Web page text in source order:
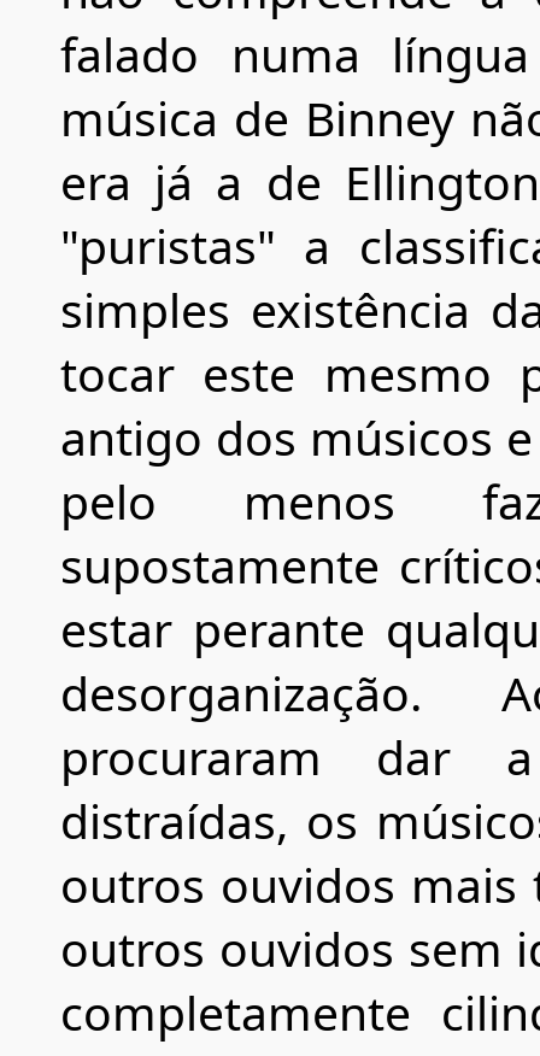
falado numa
música de Binney
era já a de
"puristas" a
simples existência
tocar este mesmo
antigo dos músicos
pelo menos
supostamente
estar perante
procuraram dar
distraídas, os
outros ouvidos
outros ouvidos sem
completamente